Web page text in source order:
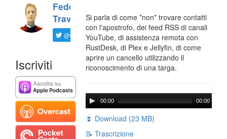
Federico
Travaini
@ftrava
Iscriviti
Si parla di come *non* trovare contatti
con l'apostrofo, dei feed RSS di canali
YouTube, di assistenza remota con
RustDesk, di Plex e Jellyfin, di come
aprire un cancello utilizzando il
riconoscimento di una targa.
00:00 00:00
⏬ Download (23 MB)
📝 Trascrizione